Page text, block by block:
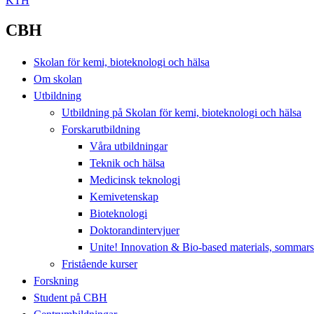
CBH
Skolan för kemi, bioteknologi och hälsa
Om skolan
Utbildning
Utbildning på Skolan för kemi, bioteknologi och hälsa
Forskarutbildning
Våra utbildningar
Teknik och hälsa
Medicinsk teknologi
Kemivetenskap
Bioteknologi
Doktorandintervjuer
Unite! Innovation & Bio-based materials,
Fristående kurser
Forskning
Student på CBH